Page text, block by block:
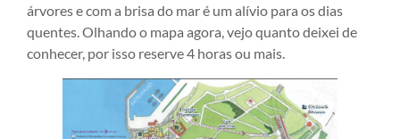
árvores e com a brisa do mar é um alívio para os dias
quentes. Olhando o mapa agora, vejo quanto deixei de
conhecer, por isso reserve 4 horas ou mais.